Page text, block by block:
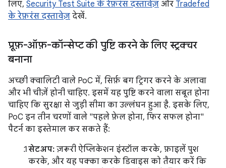
लिए, Security Test Suite के रेफ़रंस दस्तावेज़ और Tradefed
के रेफ़रंस दस्तावेज़ देखें.
प्रूफ़-ऑफ़-कॉन्सेप्ट की पुष्टि करने के लिए स्ट्रक्चर
बनाना
अच्छी क्वालिटी वाले PoC में, सिर्फ़ बग ट्रिगर करने के अलावा
और भी चीज़ें होनी चाहिए. इसमें यह पुष्टि करने वाला सबूत होना
चाहिए कि सुरक्षा से जुड़ी सीमा का उल्लंघन हुआ है. इसके लिए,
PoC इन तीन चरणों वाले "पहले फ़ेल होना, फिर सफल होना"
पैटर्न का इस्तेमाल कर सकते हैं:
सेटअप: ज़रूरी ऐप्लिकेशन इंस्टॉल करके, फ़ाइलें पुश
करके, और यह पक्का करके डिवाइस को तैयार करें कि